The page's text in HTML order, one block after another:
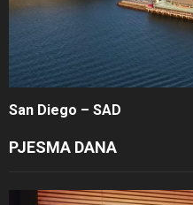
San Diego – SAD
PJESMA DANA